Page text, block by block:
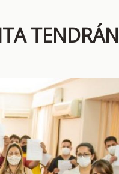
TENDRÁN